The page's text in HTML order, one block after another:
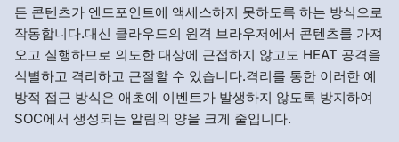
든 콘텐츠가 엔드포인트에 액세스하지 못하도록 하는 방식으로
작동합니다.대신 클라우드의 원격 브라우저에서 콘텐츠를 가져
오고 실행하므로 의도한 대상에 근접하지 않고도 HEAT 공격을
식별하고 격리하고 근절할 수 있습니다.격리를 통한 이러한 예
방적 접근 방식은 애초에 이벤트가 발생하지 않도록 방지하여
SOC에서 생성되는 알림의 양을 크게 줄입니다.